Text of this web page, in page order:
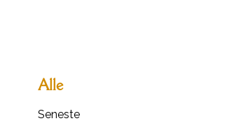
Alle
Seneste